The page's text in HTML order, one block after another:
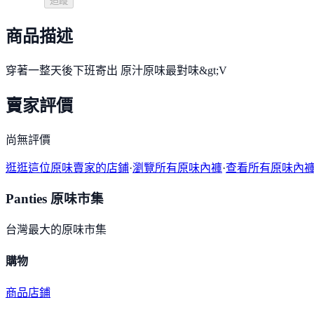
商品描述
穿著一整天後下班寄出 原汁原味最對味&gt;V
賣家評價
尚無評價
逛逛這位原味賣家的店鋪·瀏覽所有原味內褲·查看所有原味內
Panties 原味市集
台灣最大的原味市集
購物
商品店鋪